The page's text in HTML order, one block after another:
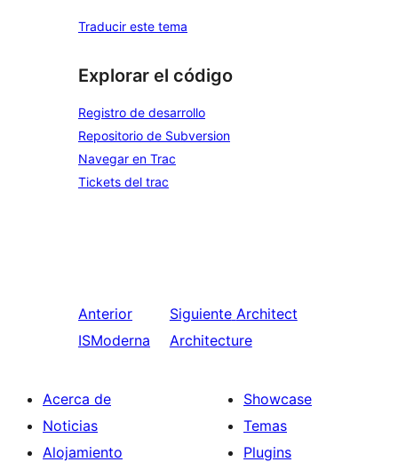
Traducir este tema
Explorar el código
Registro de desarrollo
Repositorio de Subversion
Navegar en Trac
Tickets del trac
Anterior
ISModerna
Siguiente Architect
Architecture
Acerca de
Noticias
Alojamiento
Showcase
Temas
Plugins